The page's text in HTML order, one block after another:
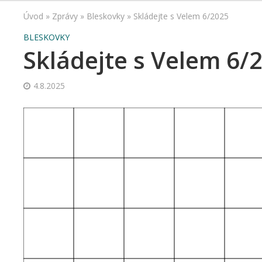
Úvod » Zprávy » Bleskovky » Skládejte s Velem 6/2025
BLESKOVKY
Skládejte s Velem 6/
4.8.2025